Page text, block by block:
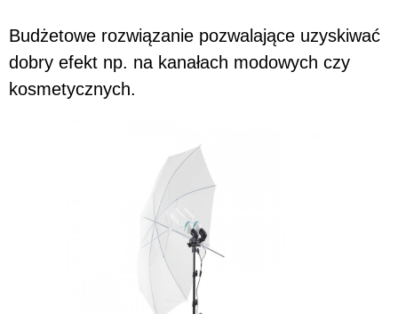
Budżetowe rozwiązanie pozwalające uzyskiwać
dobry efekt np. na kanałach modowych czy
kosmetycznych.